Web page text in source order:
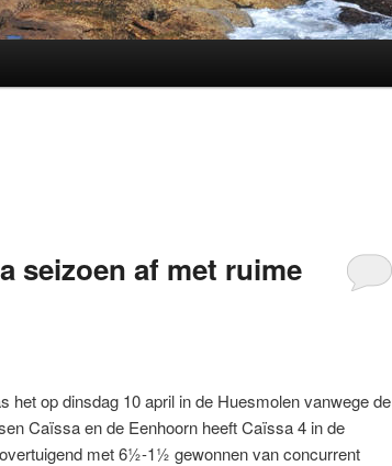
seizoen af met ruime
het op dinsdag 10 april in de Huesmolen vanwege de
Caïssa en de Eenhoorn heeft Caïssa 4 in de
met 6½-1½ gewonnen van concurrent